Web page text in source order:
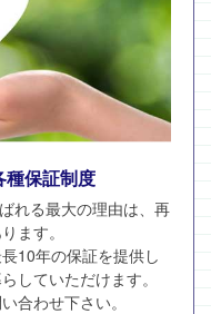
種保証制度
れる最大の理由は、再
ます。
10年の保証を提供し
していただけます。
合わせ下さい。